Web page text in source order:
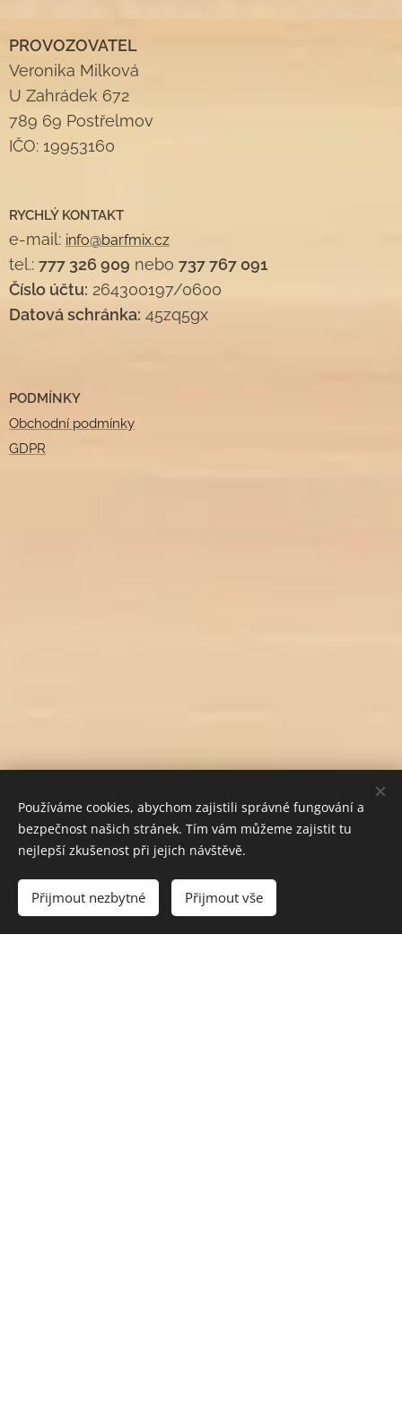
Do košíku
PROVOZOVATEL
Veronika Milková
U Zahrádek 672
789 69 Postřelmov
IČO: 19953160
RYCHLÝ KONTAKT
e-mail: info@barfmix.cz
tel.: 777 326 909 nebo 737 767 091
Číslo účtu: 264300197/0600
Datová schránka: 45zq5gx
PODMÍNKY
Obchodní podmínky
GDPR
Používáme cookies, abychom zajistili správné fungování a
bezpečnost našich stránek. Tím vám můžeme zajistit tu
nejlepší zkušenost při jejich návštěvě.
Přijmout nezbytné Přijmout vše